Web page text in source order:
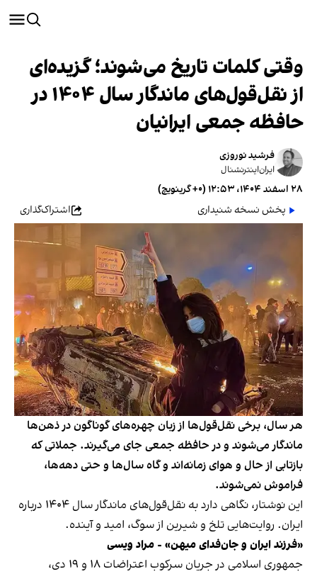
وقتی کلمات تاریخ می‌شوند؛ گزیده‌ای
از نقل‌قول‌های ماندگار سال ۱۴۰۴ در
حافظه جمعی ایرانیان
فرشید نوروزی
ایران‌اینترنشنال
۲۸ اسفند ۱۴۰۴، ۱۲:۵۳ (‎+۰ گرینویچ)
پخش نسخه شنیداری
اشتراک‌گذاری
هر سال، برخی نقل‌قول‌ها از زبان چهره‌های گوناگون در ذهن‌ها
ماندگار می‌شوند و در حافظه جمعی جای می‌گیرند. جملاتی که
بازتابی از حال‌ و هوای زمانه‌اند و گاه سال‌ها و حتی دهه‌ها،
فراموش نمی‌شوند.
این نوشتار، نگاهی دارد به نقل‌قول‌های ماندگار سال ۱۴۰۴ درباره
ایران. روایت‌هایی تلخ و شیرین از سوگ، امید و آینده.
«فرزند ایران و جان‌فدای میهن» - مراد ویسی
جمهوری اسلامی در جریان سرکوب اعتراضات ۱۸ و ۱۹ دی،